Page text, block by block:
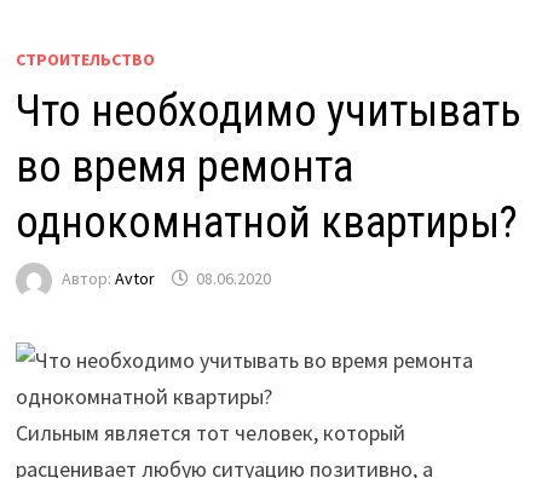
СТРОИТЕЛЬСТВО
Что необходимо учитывать
во время ремонта
однокомнатной квартиры?
Автор: Avtor 08.06.2020
Сильным является тот человек, который
расценивает любую ситуацию позитивно, а